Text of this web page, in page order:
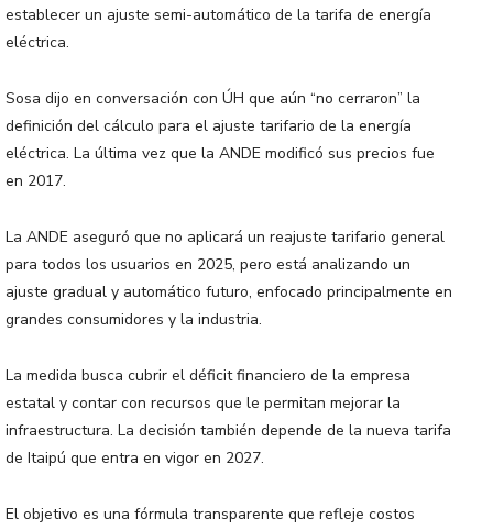
establecer un ajuste semi-automático de la tarifa de energía
eléctrica.
Sosa dijo en conversación con ÚH que aún “no cerraron” la
definición del cálculo para el ajuste tarifario de la energía
eléctrica. La última vez que la ANDE modificó sus precios fue
en 2017.
La ANDE aseguró que no aplicará un reajuste tarifario general
para todos los usuarios en 2025, pero está analizando un
ajuste gradual y automático futuro, enfocado principalmente en
grandes consumidores y la industria.
La medida busca cubrir el déficit financiero de la empresa
estatal y contar con recursos que le permitan mejorar la
infraestructura. La decisión también depende de la nueva tarifa
de Itaipú que entra en vigor en 2027.
El objetivo es una fórmula transparente que refleje costos